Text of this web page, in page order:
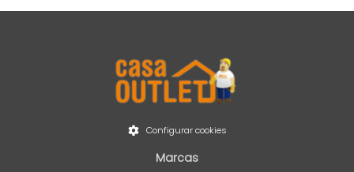
Configurar cookies
Marcas